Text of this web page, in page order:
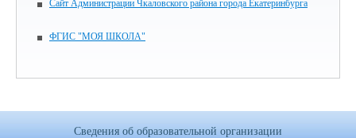
Сайт Администрации Чкаловского района города Екатеринбурга
ФГИС "МОЯ ШКОЛА"
Сведения об образовательной организации